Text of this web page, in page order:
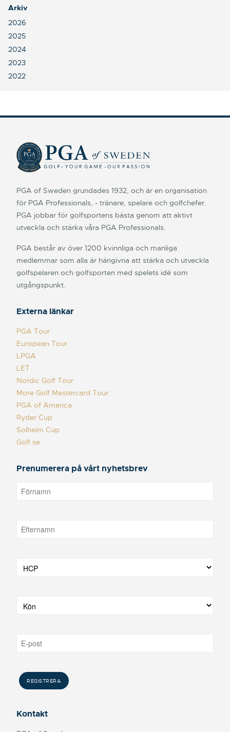
Arkiv
2026
2025
2024
2023
2022
PGA of Sweden grundades 1932, och är en organisation
för PGA Professionals, - tränare, spelare och golfchefer.
PGA jobbar för golfsportens bästa genom att aktivt
utveckla och stärka våra PGA Professionals.
PGA består av över 1200 kvinnliga och manliga
medlemmar som alla är hängivna att stärka och utveckla
golfspelaren och golfsporten med spelets idé som
utgångspunkt.
Externa länkar
PGA Tour
European Tour
LPGA
LET
Nordic Golf Tour
More Golf Mastercard Tour
PGA of America
Ryder Cup
Solheim Cup
Golf.se
Prenumerera på vårt nyhetsbrev
Kontakt